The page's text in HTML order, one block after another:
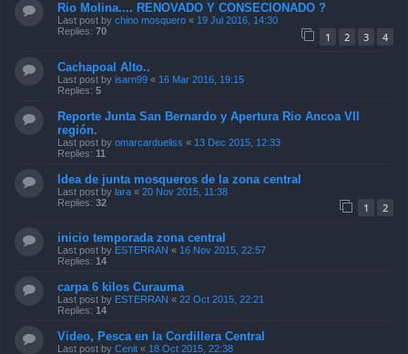
Rio Molina.... RENOVADO Y CONSECIONADO ?
Last post by chino mosquero « 19 Jul 2016, 14:30
Replies: 70 1 2 3 4
Cachapoal Alto..
Last post by isarn99 « 16 Mar 2016, 19:15
Replies: 5
Reporte Junta San Bernardo y Apertura Rio Ancoa VII
región.
Last post by omarcardueliss « 13 Dec 2015, 12:33
Replies: 11
Idea de junta mosqueros de la zona central
Last post by lara « 20 Nov 2015, 11:38
Replies: 32 1 2
inicio temporada zona central
Last post by ESTERRAN « 16 Nov 2015, 22:57
Replies: 14
carpa 6 kilos Curauma
Last post by ESTERRAN « 22 Oct 2015, 22:21
Replies: 14
Video, Pesca en la Cordillera Central
Last post by Cenit « 18 Oct 2015, 22:38